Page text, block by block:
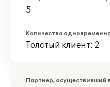
5
Количество
Толстый клиент: 2
Партнер, осуществивший